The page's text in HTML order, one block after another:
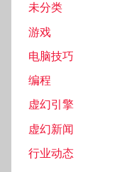
未分类
游戏
电脑技巧
编程
虚幻引擎
虚幻新闻
行业动态